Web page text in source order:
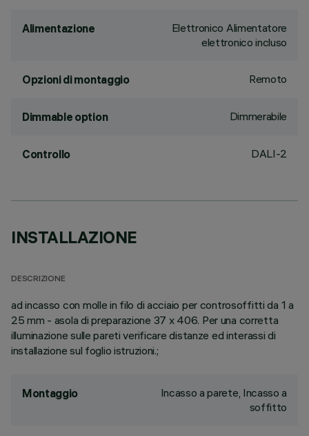
Alimentazione
Elettronico Alimentatore
elettronico incluso
Opzioni di montaggio Remoto
Dimmable option Dimmerabile
Controllo DALI-2
INSTALLAZIONE
DESCRIZIONE
ad incasso con molle in filo di acciaio per controsoffitti da 1 a
25 mm - asola di preparazione 37 x 406. Per una corretta
illuminazione sulle pareti verificare distanze ed interassi di
installazione sul foglio istruzioni.;
Montaggio
Incasso a parete, Incasso a
soffitto